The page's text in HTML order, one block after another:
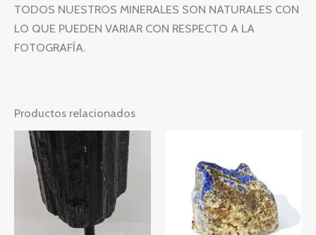
TODOS NUESTROS MINERALES SON NATURALES CON
LO QUE PUEDEN VARIAR CON RESPECTO A LA
FOTOGRAFÍA.
Productos relacionados